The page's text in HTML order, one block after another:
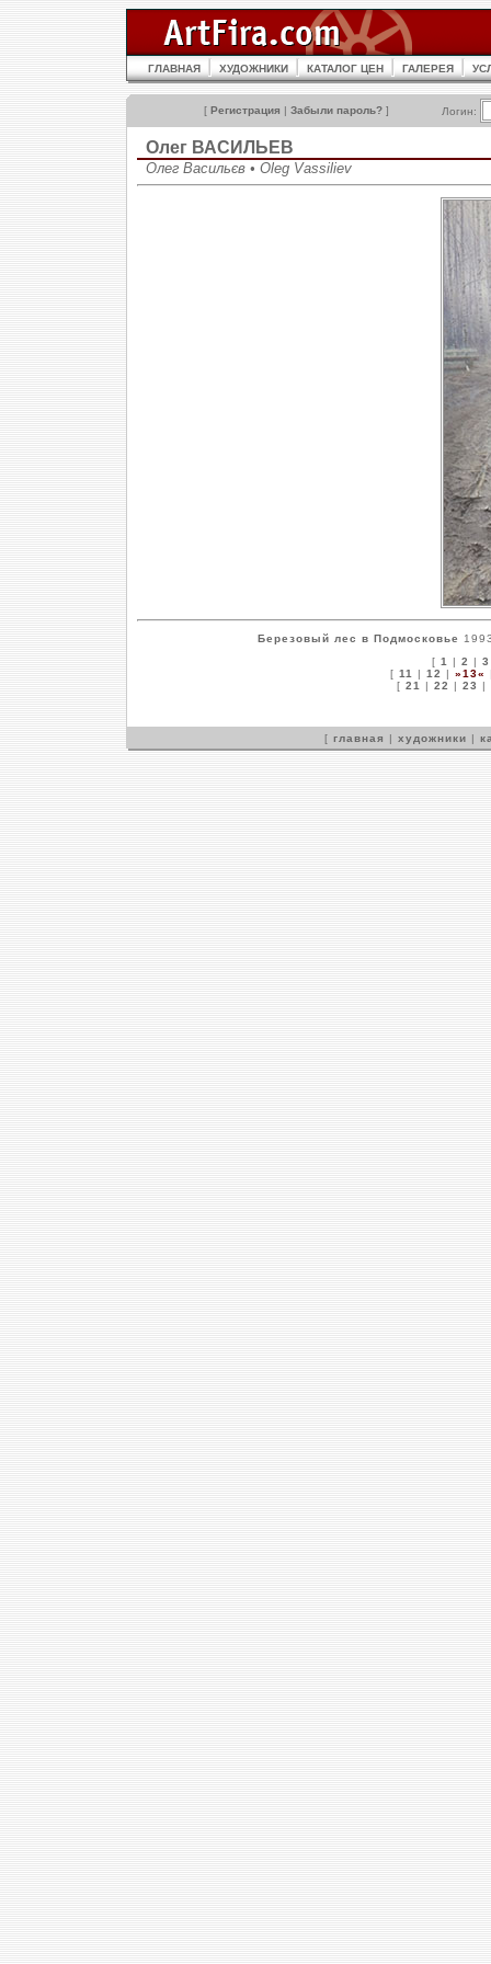
ГЛАВНАЯ ХУДОЖНИКИ КАТАЛОГ ЦЕН ГАЛЕРЕЯ
[ Регистрация | Забыли пароль? ] Логин:
Олег ВАСИЛЬЕВ
Олег Васильєв • Oleg Vassiliev
Березовый лес в Подмосковье
[ 1 | 2 | 3
[ 11 | 12 | »13«
[ 21 | 22 | 23 |
[ главная | художники |